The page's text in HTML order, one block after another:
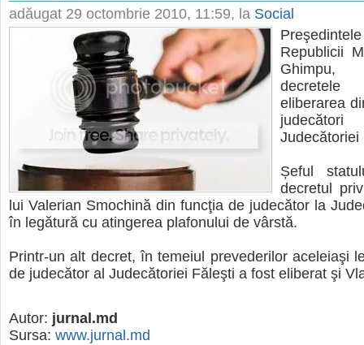
adăugat 29 octombrie 2010, 11:59, la Social
Republicii
eliberarea
Judecătoriei
Șeful
decretul
lui Valerian Smochină din funcţia de judecător la
în legătură cu atingerea plafonului de vârstă.
Printr-un alt decret, în temeiul prevederilor aceleiaşi
de judecător al Judecătoriei Făleşti a fost eliberat şi
Autor: jurnal.md
Sursa: www.jurnal.md